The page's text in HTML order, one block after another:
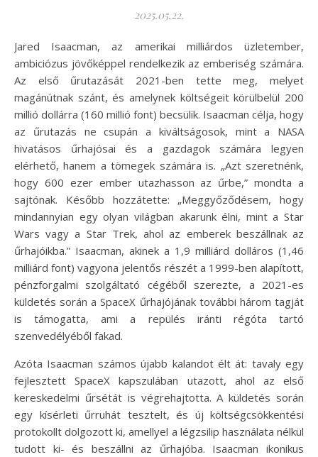
2025.05.22.
Jared Isaacman, az amerikai milliárdos üzletember,
ambiciózus jövőképpel rendelkezik az emberiség számára.
Az első űrutazását 2021-ben tette meg, melyet
magánútnak szánt, és amelynek költségeit körülbelül 200
millió dollárra (160 millió font) becsülik. Isaacman célja, hogy
az űrutazás ne csupán a kiváltságosok, mint a NASA
hivatásos űrhajósai és a gazdagok számára legyen
elérhető, hanem a tömegek számára is. „Azt szeretnénk,
hogy 600 ezer ember utazhasson az űrbe,” mondta a
sajtónak. Később hozzátette: „Meggyőződésem, hogy
mindannyian egy olyan világban akarunk élni, mint a Star
Wars vagy a Star Trek, ahol az emberek beszállnak az
űrhajóikba.” Isaacman, akinek a 1,9 milliárd dolláros (1,46
milliárd font) vagyona jelentős részét a 1999-ben alapított,
pénzforgalmi szolgáltató cégéből szerezte, a 2021-es
küldetés során a SpaceX űrhajójának további három tagját
is támogatta, ami a repülés iránti régóta tartó
szenvedélyéből fakad.
Azóta Isaacman számos újabb kalandot élt át: tavaly egy
fejlesztett SpaceX kapszulában utazott, ahol az első
kereskedelmi űrsétát is végrehajtotta. A küldetés során
egy kísérleti űrruhát tesztelt, és új költségcsökkentési
protokollt dolgozott ki, amellyel a légzsilip használata nélkül
tudott ki- és beszállni az űrhajóba. Isaacman ikonikus